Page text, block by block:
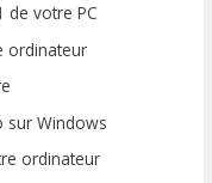
de votre PC
ordinateur
sur Windows
ordinateur